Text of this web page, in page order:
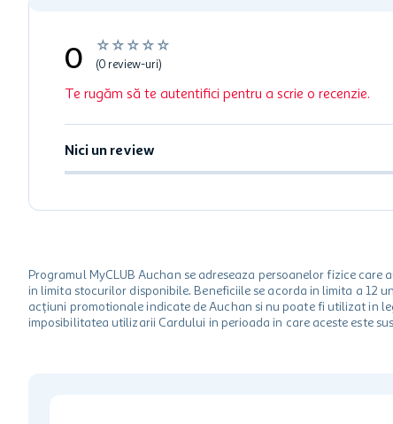
☆ ☆ ☆ ☆ ☆
0 (0 review-uri)
Te rugăm să te autentifici pentru a scrie o recenzie.
Nici un review
Programul MyCLUB Auchan se adreseaza persoanelor fizice
in limita stocurilor disponibile. Beneficiile se acorda in limita a
acțiuni promotionale indicate de Auchan si nu poate fi utilizat in
imposibilitatea utilizarii Cardului in perioada in care aceste este